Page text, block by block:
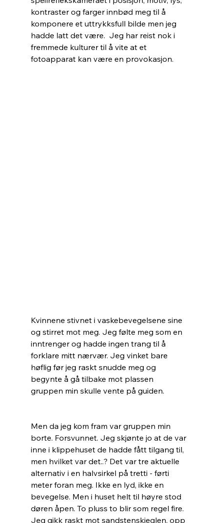
kontraster og farger innbød meg til å
komponere et uttrykksfull bilde men jeg
hadde latt det være.  Jeg har reist nok i
fremmede kulturer til å vite at et
fotoapparat kan være en provokasjon.
Kvinnene stivnet i vaskebevegelsene sine
og stirret mot meg. Jeg følte meg som en
inntrenger og hadde ingen trang til å
forklare mitt nærvær. Jeg vinket bare
høflig før jeg raskt snudde meg og
begynte å gå tilbake mot plassen
gruppen min skulle vente på guiden.
Men da jeg kom fram var gruppen min
borte. Forsvunnet. Jeg skjønte jo at de var
inne i klippehuset de hadde fått tilgang til,
men hvilket var det..? Det var tre aktuelle
alternativ i en halvsirkel på tretti - førti
meter foran meg. Ikke en lyd, ikke en
bevegelse. Men i huset helt til høyre stod
døren åpen. To pluss to blir som regel fire.
Jeg gikk raskt mot sandstenskjeglen, opp